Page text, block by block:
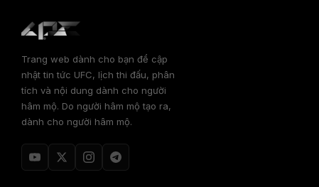
Trang web dành cho bạn để cập
nhật tin tức UFC, lịch thi đấu, phân
tích và nội dung dành cho người
hâm mộ. Do người hâm mộ tạo ra,
dành cho người hâm mộ.